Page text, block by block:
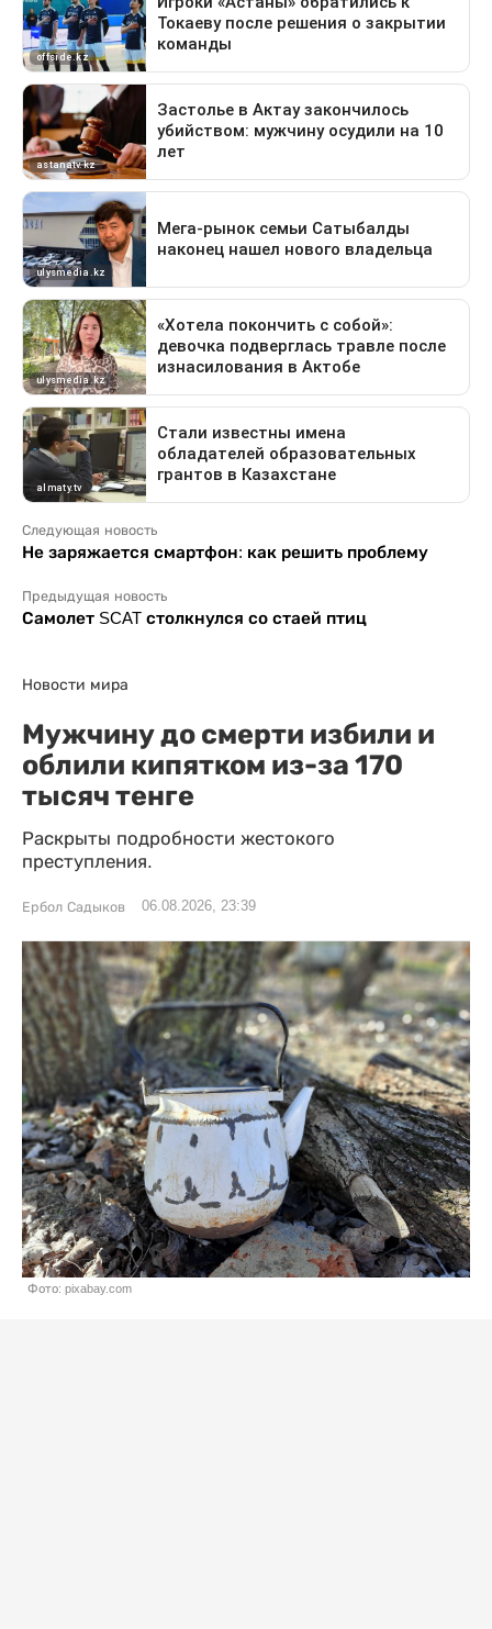
Следующая новость
Не заряжается смартфон: как решить проблему
Предыдущая новость
Самолет SCAT столкнулся со стаей птиц
Новости мира
Мужчину до смерти избили и
облили кипятком из-за 170
тысяч тенге
Раскрыты подробности жестокого
преступления.
Ербол Садыков 06.08.2026, 23:39
Фото: pixabay.com